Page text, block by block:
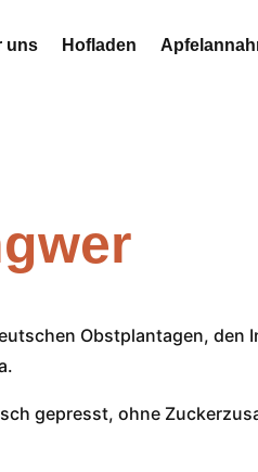
uns Hofladen
Obstplantagen, den
gepresst, ohne